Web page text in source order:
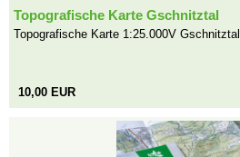
Topografische Karte Gschnitztal
Topografische Karte 1:25.000V Gschnitztal
10,00 EUR